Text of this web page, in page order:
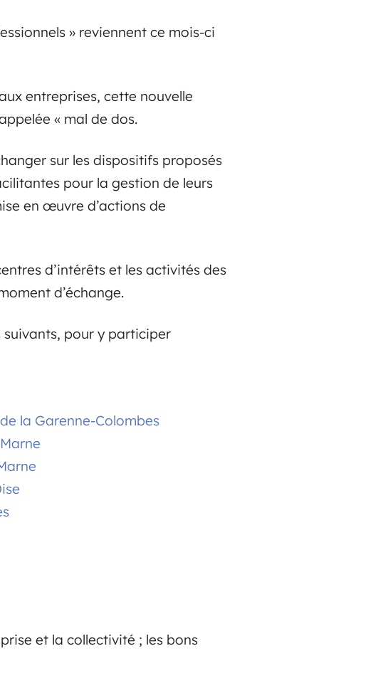
» reviennent ce mois-ci
entreprises, cette nouvelle
« mal de dos.
sur les dispositifs proposés
pour la gestion de leurs
en œuvre d’actions de
d’intérêts et les activités des
d’échange.
suivants, pour y participer
la Garenne-Colombes
et la collectivité ; les bons